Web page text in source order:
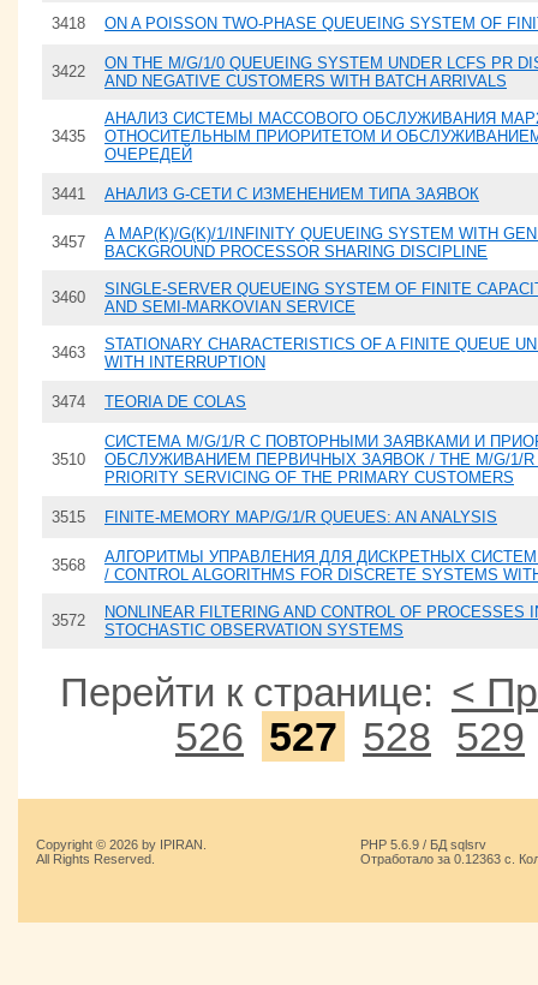
3418 ON A POISSON TWO-PHASE QUEUEING SYSTEM OF
3422
ON THE M/G/1/0 QUEUEING SYSTEM UNDER LCFS PR
AND NEGATIVE CUSTOMERS WITH BATCH ARRIVALS
3435
АНАЛИЗ СИСТЕМЫ МАССОВОГО ОБСЛУЖИВАНИЯ
ОТНОСИТЕЛЬНЫМ ПРИОРИТЕТОМ И
ОЧЕРЕДЕЙ
3441 АНАЛИЗ G-СЕТИ С ИЗМЕНЕНИЕМ ТИПА ЗАЯВОК
3457
A MAP(K)/G(K)/1/INFINITY QUEUEING SYSTEM WITH
BACKGROUND PROCESSOR SHARING DISCIPLINE
3460
SINGLE-SERVER QUEUEING SYSTEM OF FINITE
AND SEMI-MARKOVIAN SERVICE
3463
STATIONARY CHARACTERISTICS OF A FINITE QUEUE
WITH INTERRUPTION
3474 TEORIA DE COLAS
3510
СИСТЕМА M/G/1/R С ПОВТОРНЫМИ ЗАЯВКАМИ И
ОБСЛУЖИВАНИЕМ ПЕРВИЧНЫХ ЗАЯВОК / THE M/G/1/R
PRIORITY SERVICING OF THE PRIMARY CUSTOMERS
3515 FINITE-MEMORY MAP/G/1/R QUEUES: AN ANALYSIS
3568
АЛГОРИТМЫ УПРАВЛЕНИЯ ДЛЯ ДИСКРЕТНЫХ
/ CONTROL ALGORITHMS FOR DISCRETE SYSTEMS
3572
NONLINEAR FILTERING AND CONTROL OF PROCESSES
STOCHASTIC OBSERVATION SYSTEMS
Перейти к странице: <
526
527 528 529
Copyright © 2026 by IPIRAN.
All Rights Reserved.
PHP 5.6.9 / БД sqlsrv
Отработало за 0.12363 с.